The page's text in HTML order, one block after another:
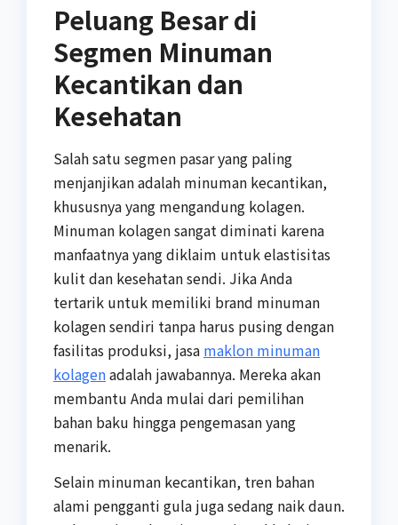
Peluang Besar di
Segmen Minuman
Kecantikan dan
Kesehatan
Salah satu segmen pasar yang paling
menjanjikan adalah minuman kecantikan,
khususnya yang mengandung kolagen.
Minuman kolagen sangat diminati karena
manfaatnya yang diklaim untuk elastisitas
kulit dan kesehatan sendi. Jika Anda
tertarik untuk memiliki brand minuman
kolagen sendiri tanpa harus pusing dengan
fasilitas produksi, jasa maklon minuman
kolagenadalah jawabannya. Mereka akan
membantu Anda mulai dari pemilihan
bahan baku hingga pengemasan yang
menarik.
Selain minuman kecantikan, tren bahan
alami pengganti gula juga sedang naik daun.